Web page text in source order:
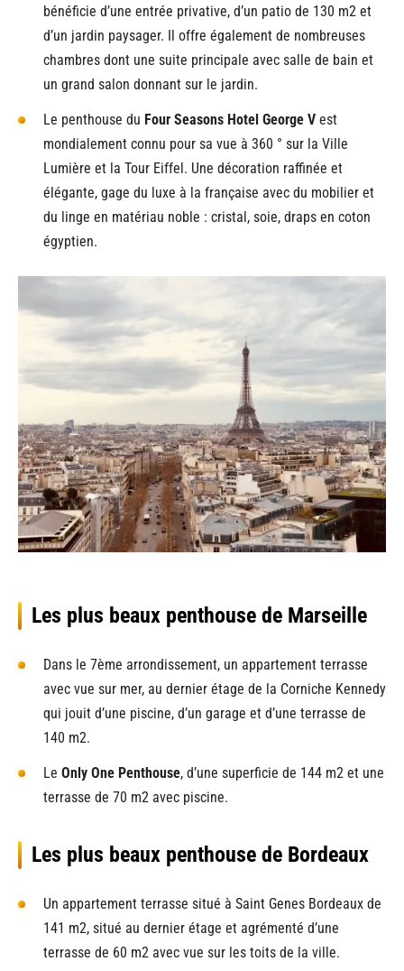
bénéficie d’une entrée privative, d’un patio de 130 m2 et
d’un jardin paysager. Il offre également de nombreuses
chambres dont une suite principale avec salle de bain et
un grand salon donnant sur le jardin.
Le penthouse du Four Seasons Hotel George V est
mondialement connu pour sa vue à 360 ° sur la Ville
Lumière et la Tour Eiffel. Une décoration raffinée et
élégante, gage du luxe à la française avec du mobilier et
du linge en matériau noble : cristal, soie, draps en coton
égyptien.
Les plus beaux penthouse de Marseille
Dans le 7ème arrondissement, un appartement terrasse
avec vue sur mer, au dernier étage de la Corniche Kennedy
qui jouit d’une piscine, d’un garage et d’une terrasse de
140 m2.
Le Only One Penthouse, d’une superficie de 144 m2 et une
terrasse de 70 m2 avec piscine.
Les plus beaux penthouse de Bordeaux
Un appartement terrasse situé à Saint Genes Bordeaux de
141 m2, situé au dernier étage et agrémenté d’une
terrasse de 60 m2 avec vue sur les toits de la ville.